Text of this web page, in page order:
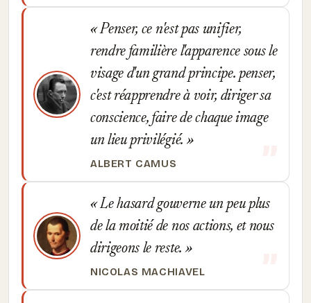
Penser, ce n'est pas unifier,
rendre familière l'apparence sous le
visage d'un grand principe. penser,
c'est réapprendre à voir, diriger sa
conscience, faire de chaque image
un lieu privilégié.
ALBERT CAMUS
Le hasard gouverne un peu plus
de la moitié de nos actions, et nous
dirigeons le reste.
NICOLAS MACHIAVEL